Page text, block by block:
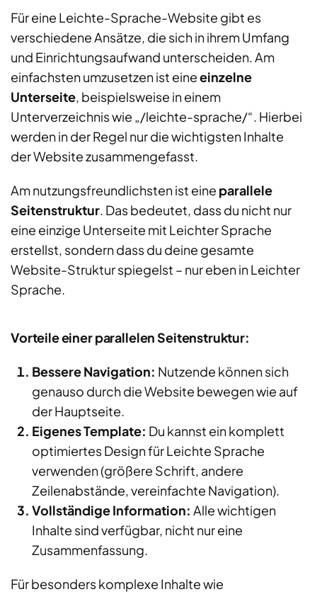
Für eine Leichte-Sprache-Website gibt es
verschiedene Ansätze, die sich in ihrem Umfang
und Einrichtungsaufwand unterscheiden. Am
einfachsten umzusetzen ist eineeinzelne
Unterseite, beispielsweise in einem
Unterverzeichnis wie „/leichte-sprache/“. Hierbei
werden in der Regel nur die wichtigsten Inhalte
der Website zusammengefasst.
Am nutzungsfreundlichsten ist eine parallele
Seitenstruktur. Das bedeutet, dass du nicht nur
eine einzige Unterseite mit Leichter Sprache
erstellst, sondern dass du deine gesamte
Website-Struktur spiegelst – nur eben in Leichter
Sprache.
Vorteile einer parallelen Seitenstruktur:
Bessere Navigation: Nutzende können sich
genauso durch die Website bewegen wie auf
der Hauptseite.
Eigenes Template: Du kannst ein komplett
optimiertes Design für Leichte Sprache
verwenden (größere Schrift, andere
Zeilenabstände, vereinfachte Navigation).
Vollständige Information: Alle wichtigen
Inhalte sind verfügbar, nicht nur eine
Zusammenfassung.
Für besonders komplexe Inhalte wie